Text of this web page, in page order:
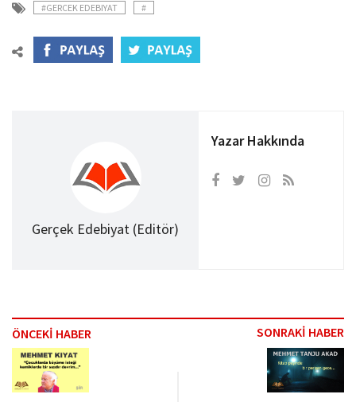
#GERCEK EDEBIYAT #
Gerçek Edebiyat (Editör)
Yazar Hakkında
ÖNCEKİ HABER SONRAKİ HABER